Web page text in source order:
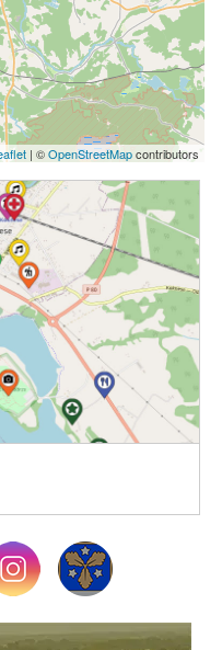
| ©OpenStreetMapcontributors